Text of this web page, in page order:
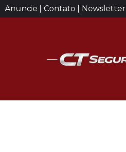
Anuncie | Contato | Newsletter